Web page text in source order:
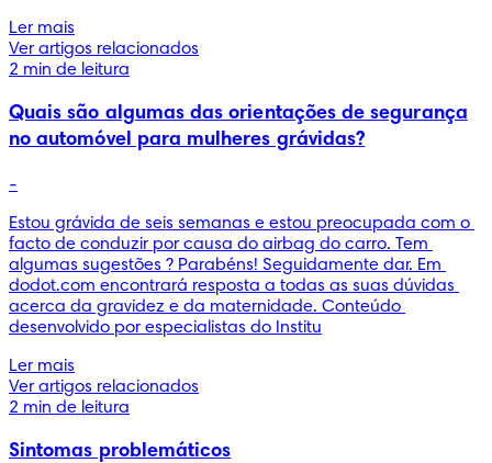
Ler mais
Ver artigos relacionados
2 min de leitura
Quais são algumas das orientações de segurança
no automóvel para mulheres grávidas?
-
Estou grávida de seis semanas e estou preocupada com o
facto de conduzir por causa do airbag do carro. Tem
algumas sugestões ? Parabéns! Seguidamente dar. Em
dodot.com encontrará resposta a todas as suas dúvidas
acerca da gravidez e da maternidade. Conteúdo
desenvolvido por especialistas do Institu
Ler mais
Ver artigos relacionados
2 min de leitura
Sintomas problemáticos